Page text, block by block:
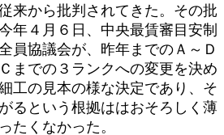
来から批判されてきた。その批
年４月６日、中央最賃審目安制
員協議会が、昨年までのＡ～Ｄ
までの３ランクへの変更を決め
工の見本の様な決定であり、そ
るという根拠ははおそろしく薄
たくなかった。